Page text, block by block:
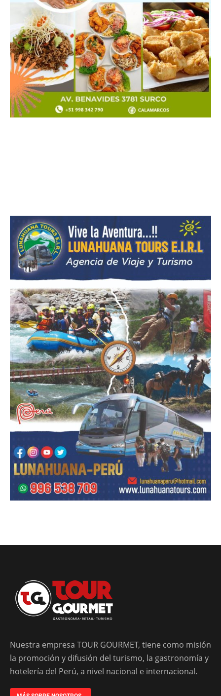
Nuestra empresa TOUR GOURMET, tiene como misión
la promoción y difusión del turismo, la gastronomía y
hotelería del Perú, a nivel nacional e internacional.